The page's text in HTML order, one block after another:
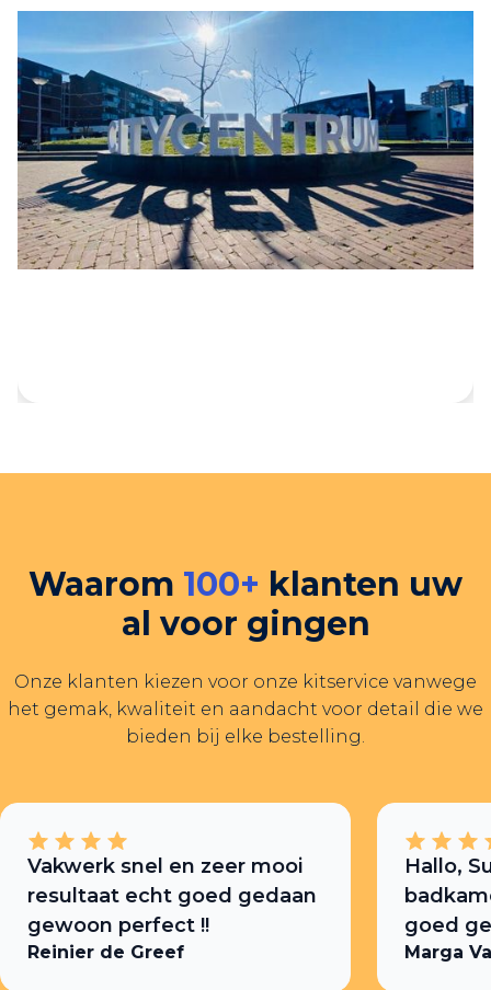
Waarom 100+ klanten uw
al voor gingen
Onze klanten kiezen voor onze kitservice vanwege
het gemak, kwaliteit en aandacht voor detail die we
bieden bij elke bestelling.
Vakwerk snel en zeer mooi
resultaat echt goed gedaan
gewoon perfect !!
Reinier de Greef
Hallo,
goed
Marga